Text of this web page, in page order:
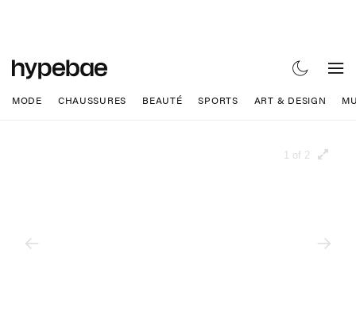
MODE CHAUSSURES BEAUTÉ SPORTS ART & DESIGN
1 of 2